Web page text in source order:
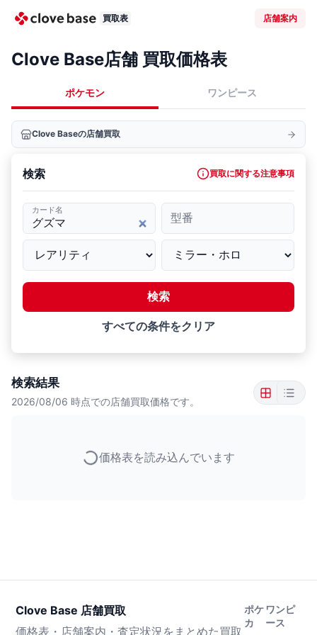
買取表 店舗案内
Clove Base店舗 買取価格表
ポケモン ワンピース
Clove Baseの店舗買取
検索 買取に関する注意事項
カード名
型番
検索
すべての条件をクリア
検索結果
2026/08/06 時点での店舗買取価格です。
価格表を読み込んでいます
Clove Base 店舗買取
価格表・店舗案内・査定状況をまとめた買取
ポケ
カ
ワンピ
ース